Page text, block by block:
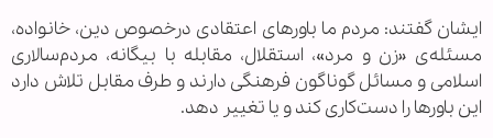
ایشان گفتند: مردم ما باورهای اعتقادی درخصوص دین، خانواده،
مسئله‌ی «زن و مرد»، استقلال، مقابله با بیگانه، مردم‌سالاری
اسلامی و مسائل گوناگون فرهنگی دارند و طرف مقابل تلاش دارد
این باورها را دست‌کاری کند و یا تغییر دهد.